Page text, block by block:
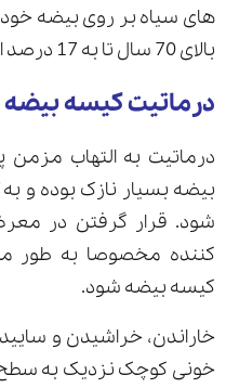
های سیاه بر روی بیضه
بالای 70 سال تا به 17 درصد افزایش می یابد.
درماتیت کیسه بیضه
درماتیت به التهاب
بیضه بسیار نازک بوده و
شود. قرار گرفتن در
کننده مخصوصا به طور
کیسه بیضه شود.
خاراندن، خراشیدن و
خونی کوچک نزدیک به سطح